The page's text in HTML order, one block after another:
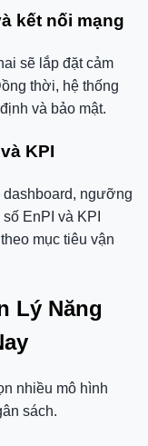
kết nối mạng
sẽ lắp đặt cảm
thời, hệ thống
và bảo mật.
KPI
dashboard, ngưỡng
EnPI và KPI
mục tiêu vận
Lý Năng
nhiều mô hình
sách.